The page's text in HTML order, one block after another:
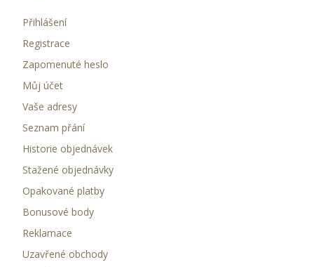
Přihlášení
Registrace
Zapomenuté heslo
Můj účet
Vaše adresy
Seznam přání
Historie objednávek
Stažené objednávky
Opakované platby
Bonusové body
Reklamace
Uzavřené obchody